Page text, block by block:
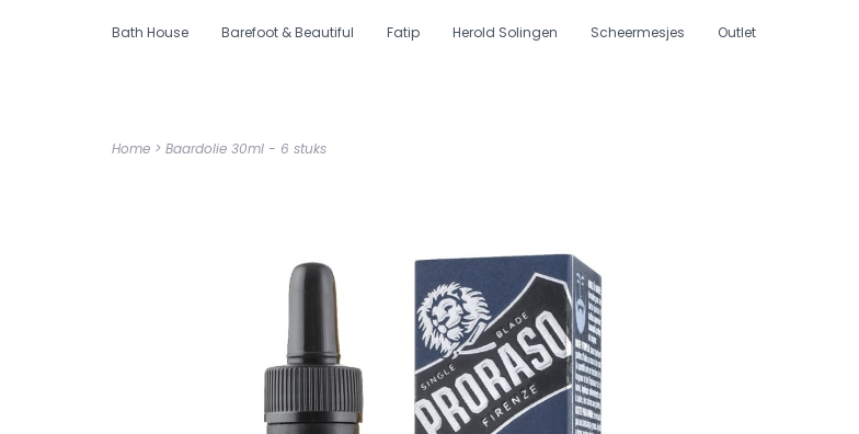
Bath House Barefoot & Beautiful Fatip Herold Solingen Scheermesjes Outlet
Home > Baardolie 30ml - 6 stuks